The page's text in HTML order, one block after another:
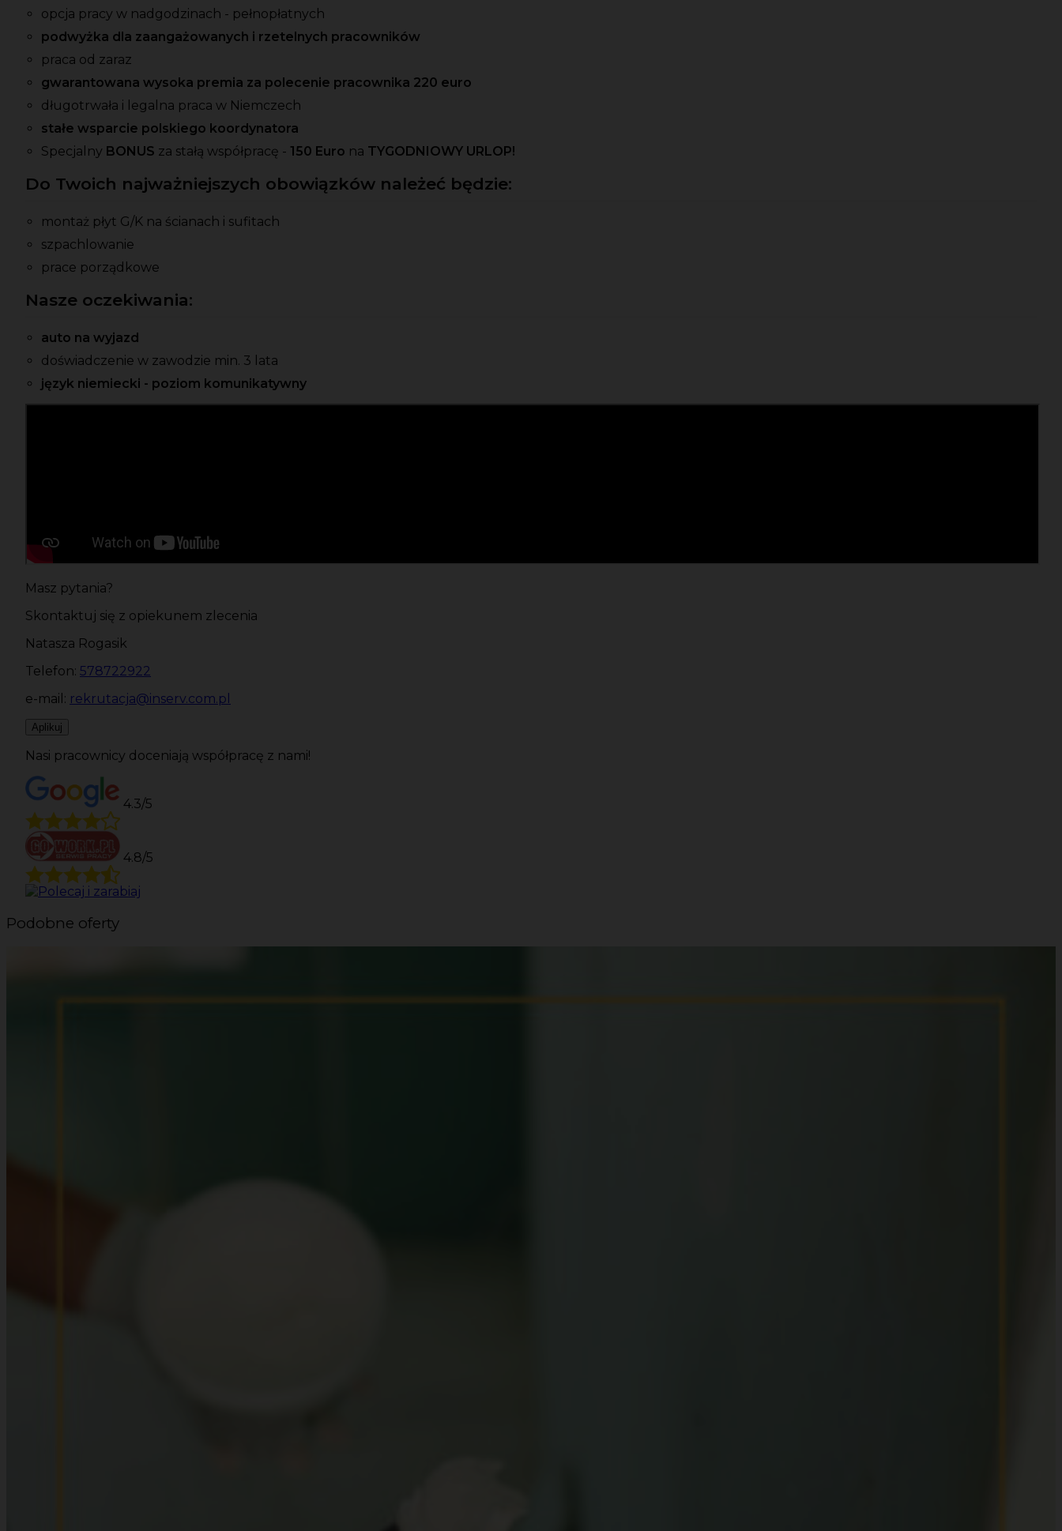
opcja pracy w nadgodzinach - pełnopłatnych
podwyżka dla zaangażowanych i rzetelnych pracowników
praca od zaraz
gwarantowana wysoka premia za polecenie pracownika 220 euro
długotrwała i legalna praca w Niemczech
stałe wsparcie polskiego koordynatora
Specjalny BONUS za stałą współpracę - 150 Euro na TYGODNIOWY URLOP!
Do Twoich najważniejszych obowiązków należeć będzie:
montaż płyt G/K na ścianach i sufitach
szpachlowanie
prace porządkowe
Nasze oczekiwania:
auto na wyjazd
doświadczenie w zawodzie min. 3 lata
język niemiecki - poziom komunikatywny
Masz pytania?
Skontaktuj się z opiekunem zlecenia
Natasza Rogasik
Telefon: 578722922
e-mail: rekrutacja@inserv.com.pl
Aplikuj
Nasi pracownicy doceniają współpracę z nami!
4.3/5
4.8/5
Podobne oferty